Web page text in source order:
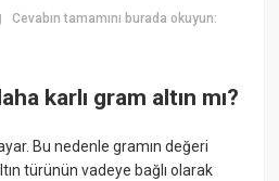
Cevabın tamamını burada okuyun:
karlı gram altın mı?
Bu nedenle gramın değeri
türünün vadeye bağlı olarak